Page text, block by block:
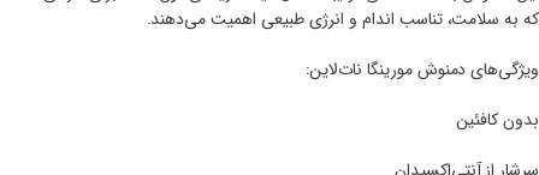
که به سلامت، تناسب اندام و انرژی طبیعی اهمیت می‌دهند.
ویژگی‌های دمنوش مورینگا نات‌لاین:
بدون کافئین